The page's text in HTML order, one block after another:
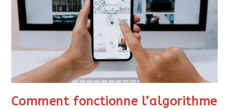
Comment fonctionne l’algorithme